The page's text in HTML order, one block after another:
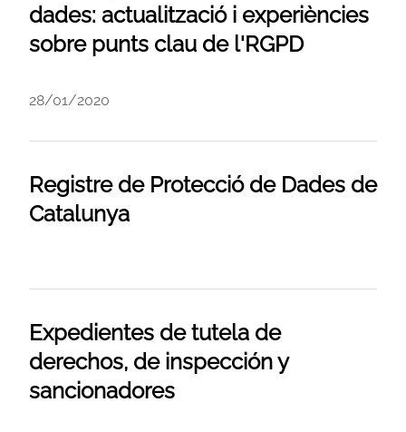
dades: actualització i experiències
sobre punts clau de l'RGPD
28/01/2020
Registre de Protecció de Dades de
Catalunya
Expedientes de tutela de
derechos, de inspección y
sancionadores